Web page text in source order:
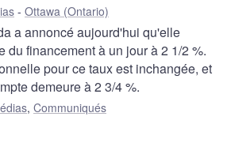
Ottawa (Ontario)
a annoncé aujourd'hui qu'elle
du financement à un jour à 2 1/2 %.
pour ce taux est inchangée, et
demeure à 2 3/4 %.
, Communiqués